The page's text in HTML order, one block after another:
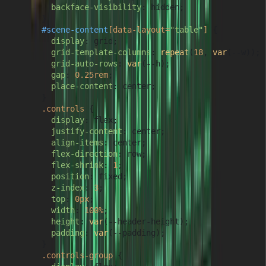
backface-visibility : hidden;
#scene-content [data-layout="table" ]
display: grid;
grid-template-columns : repeat (18 , var
grid-auto-rows : var(--h);
gap: 0.25rem ;
place-content : center;
.controls {
display : flex;
justify-content : center;
align-items : center;
flex-direction: row;
flex-shrink: 1;
position : fixed;
z-index: 3;
top: 0px ;
width : 100%;
height : var(--header-height);
padding : var(--padding);
.controls-group {